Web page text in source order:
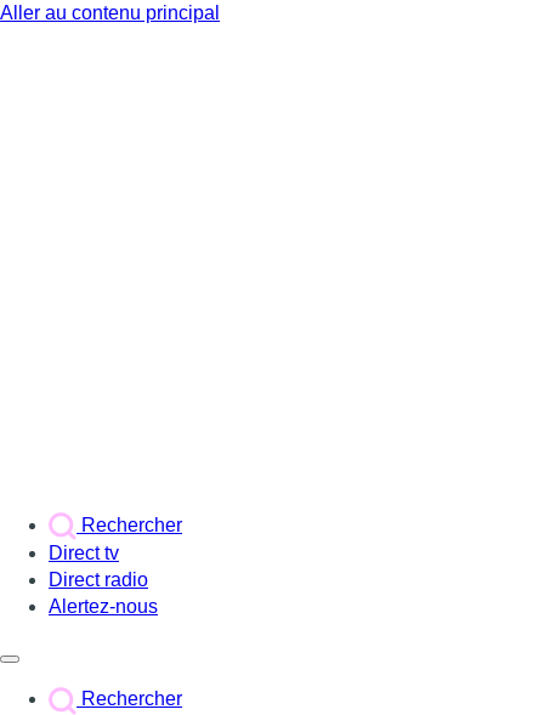
Aller au contenu principal
Rechercher
Direct tv
Direct radio
Alertez-nous
Rechercher